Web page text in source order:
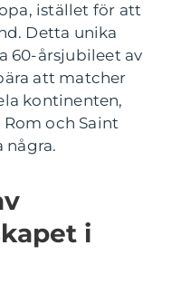
istället för att
Detta unika
60-årsjubileet av
att matcher
kontinenten,
och Saint
några.
i